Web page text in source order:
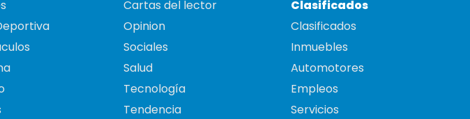
Cartas del lector
Opinion
Sociales
Salud
Tecnología
Tendencia
Clasificados
Clasificados
Inmuebles
Automotores
Empleos
Servicios